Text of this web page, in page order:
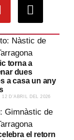
torna a
dues
a casa un any
12 D'ABRIL DEL 2026
el retorn